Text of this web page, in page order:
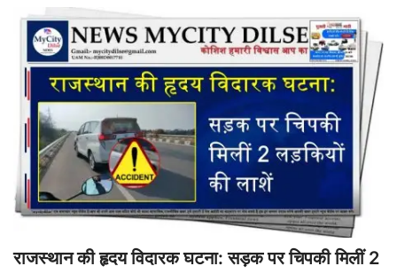
राजस्थान की हृदय विदारक घटना: सड़क पर चिपकी मिलीं 2